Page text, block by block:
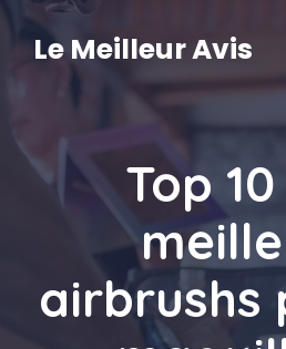
Aller
au
contenu
Le Meilleur Avis
Top
airbrushs